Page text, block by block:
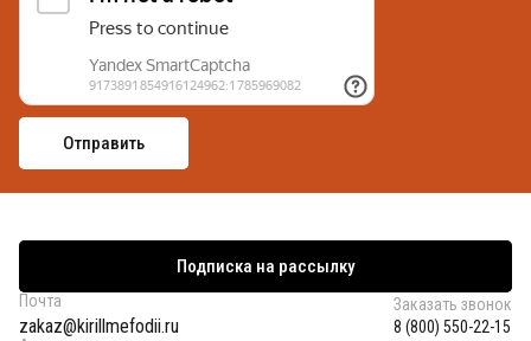
Подписка на рассылку
Почта
zakaz@kirillmefodii.ru
Заказать звонок
8 (800) 550-22-15